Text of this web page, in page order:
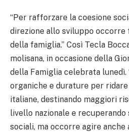
“Per rafforzare la coesione
direzione allo sviluppo occorre
della famiglia.” Così Tecla
molisana, in occasione della
della Famiglia celebrata
organiche e durature per
italiane, destinando maggiori
livello nazionale e
sociali, ma occorre agire anche